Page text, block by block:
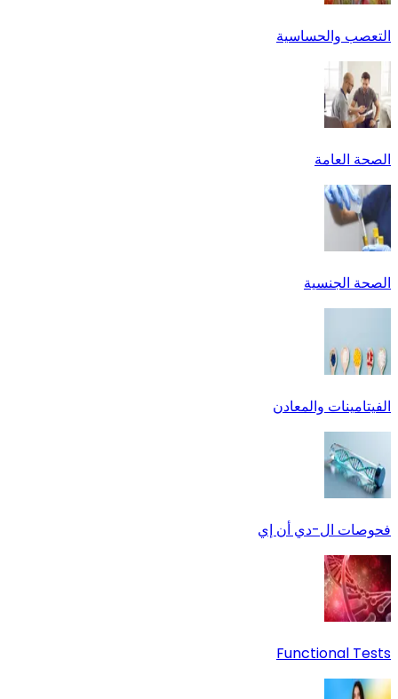
التعصب والحساسية
الصحة العامة
الصحة الجنسية
الفيتامينات والمعادن
فحوصات ال-دي أن إي
Functional Tests